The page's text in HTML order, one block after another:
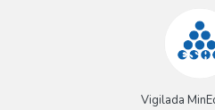
Vigilada